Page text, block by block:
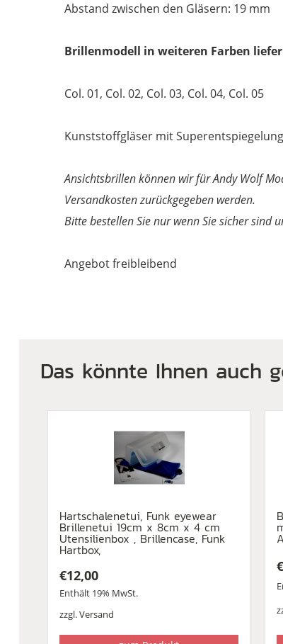
Abstand zwischen den Gläsern: 19 mm
Brillenmodell in weiteren Farben
Col. 01, Col. 02, Col. 03, Col. 04, Col. 05
Kunststoffgläser mit
Ansichtsbrillen können wir für Andy Wolf
Versandkosten zurückgegeben werden.
Bitte bestellen Sie nur wenn Sie sicher
Angebot freibleibend
Das könnte Ihnen auch
Hartschalenetui, Funk eyewear
Brillenetui 19cm x 8cm x 4 cm
Utensilienbox , Brillencase, Funk
Hartbox,
€12,00
Enthält 19% MwSt.
zzgl.Versand